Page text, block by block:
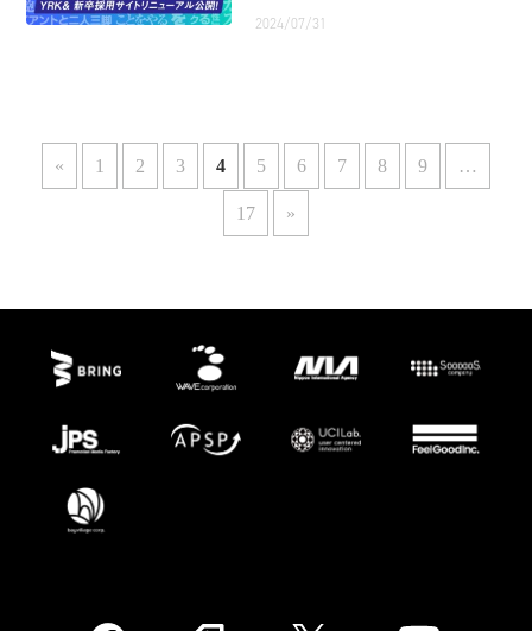
2024/07/31
« 1 2 3 4 5 6 7 8 9 …
17 »